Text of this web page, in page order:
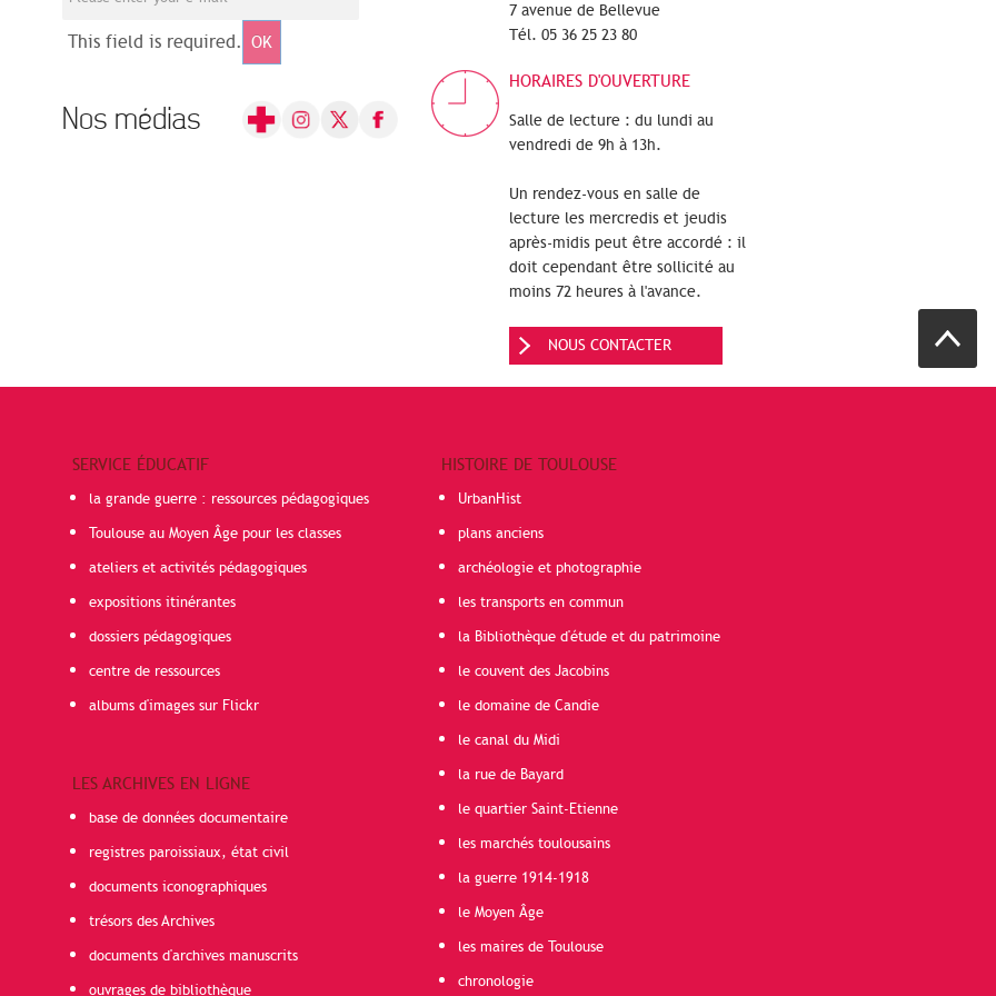
This field is required. OK
Nos médias
7 avenue de Bellevue
Tél. 05 36 25 23 80
HORAIRES D'OUVERTURE
Salle de lecture : du lundi au
vendredi de 9h à 13h.
Un rendez-vous en salle de
lecture les mercredis et jeudis
après-midis peut être accordé : il
doit cependant être sollicité au
moins 72 heures à l'avance.
NOUS CONTACTER
SERVICE ÉDUCATIF
la grande guerre : ressources pédagogiques
Toulouse au Moyen Âge pour les classes
ateliers et activités pédagogiques
expositions itinérantes
dossiers pédagogiques
centre de ressources
albums d'images sur Flickr
LES ARCHIVES EN LIGNE
base de données documentaire
registres paroissiaux, état civil
documents iconographiques
trésors des Archives
documents d'archives manuscrits
ouvrages de bibliothèque
HISTOIRE DE TOULOUSE
UrbanHist
plans anciens
archéologie et photographie
les transports en commun
la Bibliothèque d'étude et du patrimoine
le couvent des Jacobins
le domaine de Candie
le canal du Midi
la rue de Bayard
le quartier Saint-Etienne
les marchés toulousains
la guerre 1914-1918
le Moyen Âge
les maires de Toulouse
chronologie